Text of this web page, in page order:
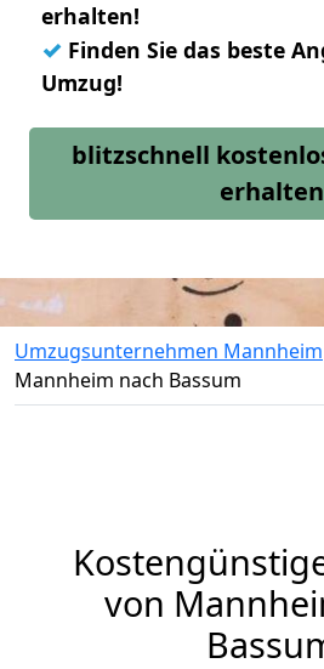
erhalten!
✓ Finden Sie das beste
Umzug!
blitzschnell
erhalten
Umzugsunternehmen Mannheim
Mannheim nach Bassum
von